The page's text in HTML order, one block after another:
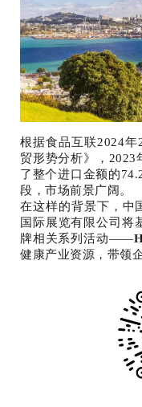
根据食品互联2024
贸形势分析》，2023
了整个进口金额的
段，市场前景广阔。
在这样的背景下，中
国际展览有限公司将
牌相关系列活动——
健康产业资源，带领